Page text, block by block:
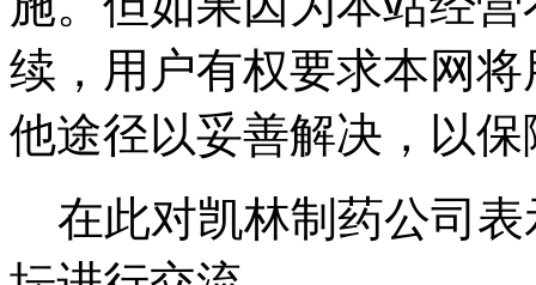
续，用户有权要求本网
他途径以妥善解决，以
在此对凯林制药公司表